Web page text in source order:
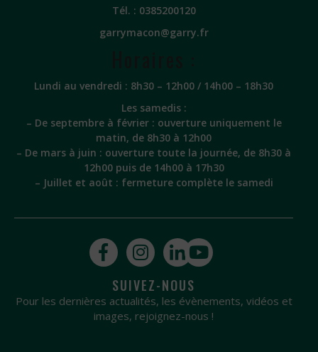
Tél. : 0385200120
garrymacon@garry.fr
Lundi au vendredi : 8h30 – 12h00 / 14h00 – 18h30
Les samedis :
– De septembre à février : ouverture uniquement le
matin, de 8h30 à 12h00
– De mars à juin : ouverture toute la journée, de 8h30 à
12h00 puis de 14h00 à 17h30
– Juillet et août : fermeture complète le samedi
SUIVEZ-NOUS
Pour les dernières actualités, les évènements, vidéos et
images, rejoignez-nous !